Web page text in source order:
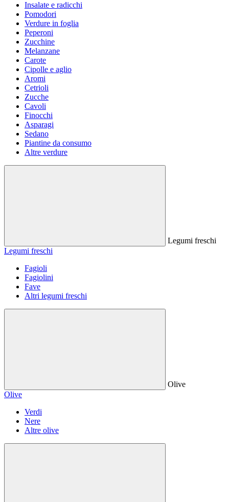
Insalate e radicchi
Pomodori
Verdure in foglia
Peperoni
Zucchine
Melanzane
Carote
Cipolle e aglio
Aromi
Cetrioli
Zucche
Cavoli
Finocchi
Asparagi
Sedano
Piantine da consumo
Altre verdure
Legumi freschi
Legumi freschi
Fagioli
Fagiolini
Fave
Altri legumi freschi
Olive
Olive
Verdi
Nere
Altre olive